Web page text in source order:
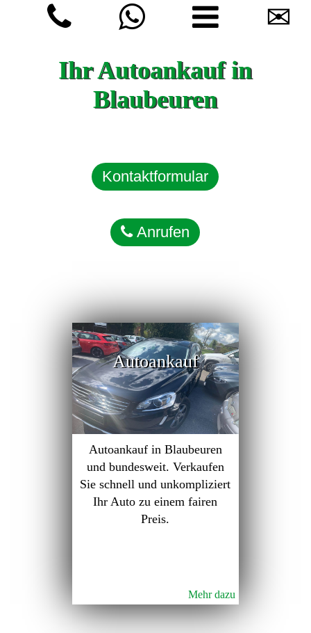
✉
Ihr Autoankauf in
Blaubeuren
Kontaktformular
Anrufen
Autoankauf
Autoankauf in Blaubeuren
und bundesweit. Verkaufen
Sie schnell und unkompliziert
Ihr Auto zu einem fairen
Preis.
Mehr dazu